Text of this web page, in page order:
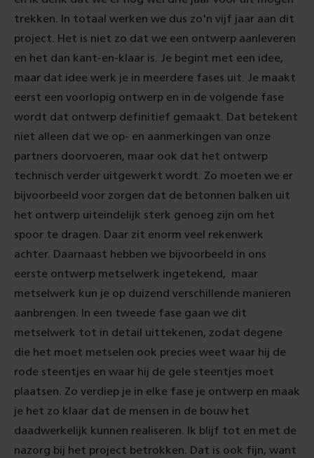
trekken. In totaal werken we dus zo'n vijf jaar aan dit
project. Het is niet zo dat we een ontwerp aanleveren
en het dan kant-en-klaar is. Je begint met een idee,
maar dat idee werk je in meerdere fases uit. Je maakt
eerst een voorlopig ontwerp en in de volgende fase
wordt dat ontwerp definitief gemaakt. Dat betekent
niet alleen dat we op- en aanmerkingen van onze
partners doorvoeren, maar ook dat het ontwerp
technisch verder uitgewerkt wordt. Zo moeten we er
bijvoorbeeld voor zorgen dat de betonnen balken uit
het ontwerp uiteindelijk sterk genoeg zijn om het
spoor te dragen. Daar zit enorm veel rekenwerk
achter. Daarnaast hebben we bijvoorbeeld in ons
eerste ontwerp metselwerk ingetekend, maar
metselwerk kun je op duizend verschillende manieren
aanbrengen. In een tweede fase gaan we dit
metselwerk tot in detail uittekenen, zodat degene
die het moet metselen ook precies weet waar hij de
rode steentjes en waar hij de gele steentjes moet
plaatsen. Zo verdiep je in elke fase je ontwerp en maak
je het zo klaar dat de mensen in de bouw het
daadwerkelijk kunnen realiseren. Ik blijf tot en met de
nazorg bij het project betrokken. Dat is ook fijn, want